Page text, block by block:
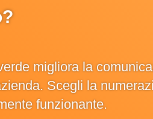
migliora la
Scegli la
funzionante.